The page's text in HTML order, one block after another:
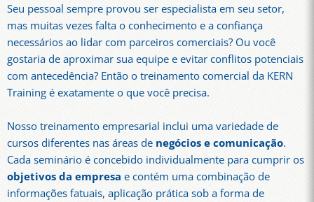
Seu pessoal sempre provou ser especialista em seu setor,
mas muitas vezes falta o conhecimento e a confiança
necessários ao lidar com parceiros comerciais? Ou você
gostaria de aproximar sua equipe e evitar conflitos potenciais
com antecedência? Então o treinamento comercial da KERN
Training é exatamente o que você precisa.
Nosso treinamento empresarial inclui uma variedade de
cursos diferentes nas áreas de negócios e comunicação.
Cada seminário é concebido individualmente para cumprir os
objetivos da empresa e contém uma combinação de
informações fatuais, aplicação prática sob a forma de